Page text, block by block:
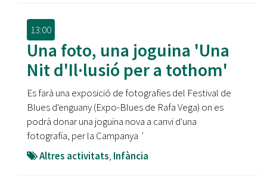
13:00
Una foto, una joguina 'Una
Nit d'Il·lusió per a tothom'
Es farà una exposició de fotografies del Festival de
Blues d'enguany (Expo-Blues de Rafa Vega) on es
podrà donar una joguina nova a canvi d'una
fotografia, per la Campanya '
Altres activitats, Infància